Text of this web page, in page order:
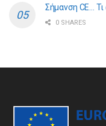
Σήμανση CE… Τι
0 SHARES